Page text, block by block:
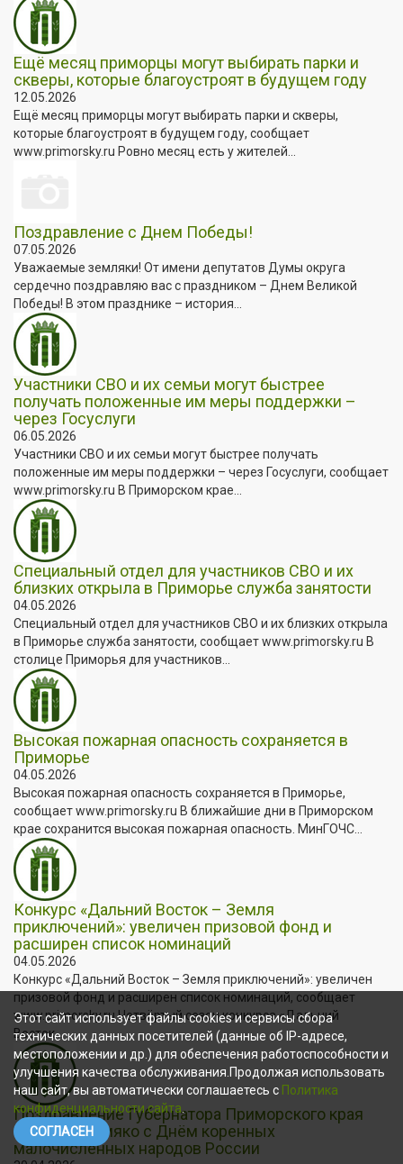
Ещё месяц приморцы могут выбирать парки и
скверы, которые благоустроят в будущем году
12.05.2026
Ещё месяц приморцы могут выбирать парки и скверы,
которые благоустроят в будущем году, сообщает
www.primorsky.ru Ровно месяц есть у жителей...
Поздравление с Днем Победы!
07.05.2026
Уважаемые земляки! От имени депутатов Думы округа
сердечно поздравляю вас с праздником – Днем Великой
Победы! В этом празднике – история...
Участники СВО и их семьи могут быстрее
получать положенные им меры поддержки –
через Госуслуги
06.05.2026
Участники СВО и их семьи могут быстрее получать
положенные им меры поддержки – через Госуслуги, сообщает
www.primorsky.ru В Приморском крае...
Специальный отдел для участников СВО и их
близких открыла в Приморье служба занятости
04.05.2026
Специальный отдел для участников СВО и их близких открыла
в Приморье служба занятости, сообщает www.primorsky.ru В
столице Приморья для участников...
Высокая пожарная опасность сохраняется в
Приморье
04.05.2026
Высокая пожарная опасность сохраняется в Приморье,
сообщает www.primorsky.ru В ближайшие дни в Приморском
крае сохранится высокая пожарная опасность. МинГОЧС...
Конкурс «Дальний Восток – Земля
приключений»: увеличен призовой фонд и
расширен список номинаций
04.05.2026
Конкурс «Дальний Восток – Земля приключений»: увеличен
призовой фонд и расширен список номинаций, сообщает
www.primorsky.ru Четвёртый сезон конкурса «Дальний
Восток...
Поздравление Губернатора Приморского края
Олега Кожемяко с Днём коренных
малочисленных народов России
Этот сайт использует файлы cookies и сервисы сбора
технических данных посетителей (данные об IP-адресе,
местоположении и др.) для обеспечения работоспособности и
улучшения качества обслуживания.Продолжая использовать
наш сайт, вы автоматически соглашаетесь с Политика
конфиденциальности сайта.
СОГЛАСЕН